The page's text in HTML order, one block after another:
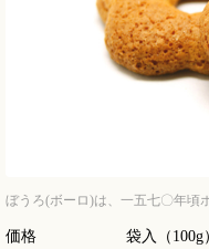
ぼうろ(ボーロ)は、一五七〇年
価格 袋入（100g